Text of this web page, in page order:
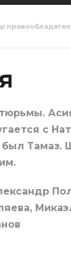
с
был Тамаз.